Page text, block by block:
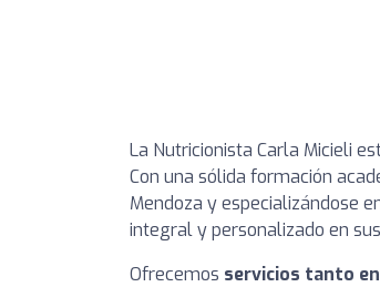
La Nutricionista Carla Micieli
Con una sólida formación
Mendoza y especializándose
integral y personalizado en
Ofrecemos servicios tanto